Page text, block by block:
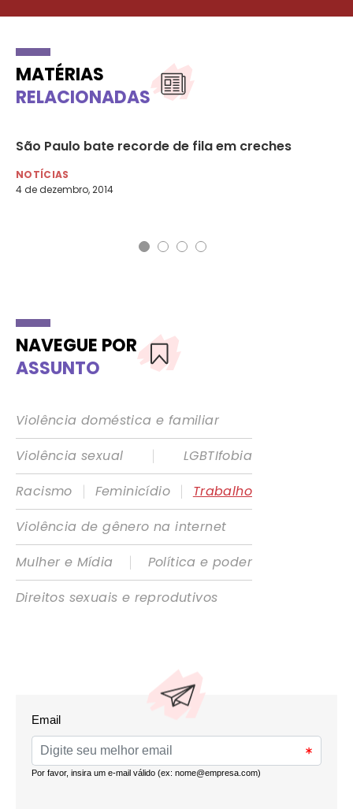
MATÉRIAS
RELACIONADAS
São Paulo bate recorde de fila em creches
NOTÍCIAS
4 de dezembro, 2014
NAVEGUE POR
ASSUNTO
Violência doméstica e familiar
Violência sexual
|
LGBTIfobia
Racismo
| Feminicídio |
Trabalho
Violência de gênero na internet
Mulher e Mídia
|
Política e poder
Direitos sexuais e reprodutivos